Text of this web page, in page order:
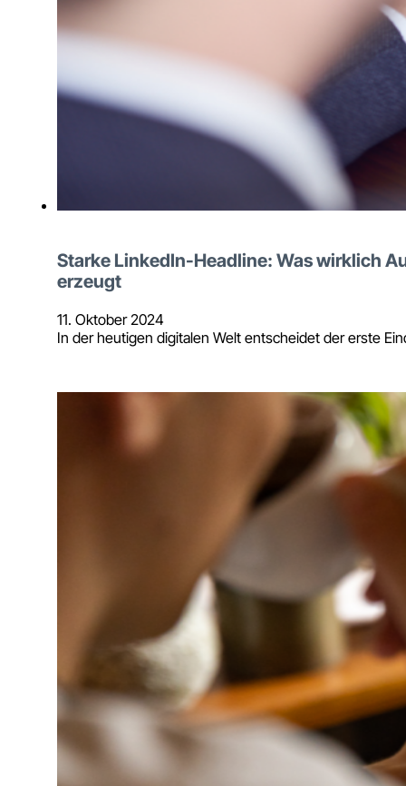
Starke LinkedIn-Headline: Was wirklich
erzeugt
11. Oktober 2024
In der heutigen digitalen Welt entscheidet der erste